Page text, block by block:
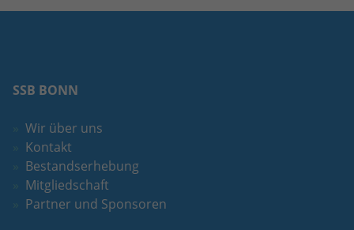
SSB BONN
Wir über uns
Kontakt
Bestandserhebung
Mitgliedschaft
Partner und Sponsoren